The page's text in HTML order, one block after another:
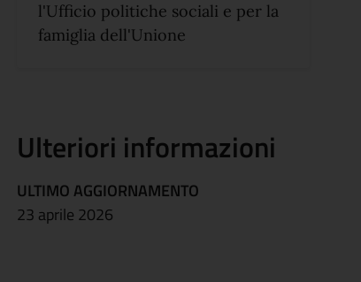
l'Ufficio politiche sociali e per la
famiglia dell'Unione
Ulteriori informazioni
ULTIMO AGGIORNAMENTO
23 aprile 2026